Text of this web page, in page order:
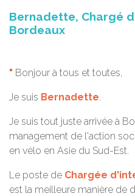
Bernadette, Chargé
Bordeaux
" Bonjour à tous et toutes,
Je suis Bernadette
Je suis tout juste arrivée à
management de l'action
en vélo en Asie du Sud-Est.
Le poste de Chargée
est la meilleure manière de